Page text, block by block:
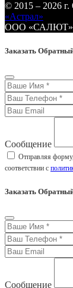
© 2015 – 2026
«Астрал»
ООО «САЛЮТ»
Заказать
Сообщение
Отправляя
соответствии с
Заказать
Сообщение